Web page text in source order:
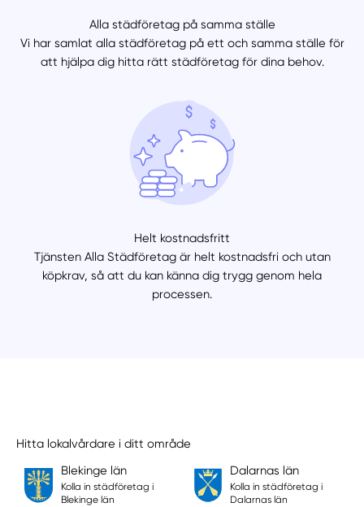
Alla städföretag på samma ställe
Vi har samlat alla städföretag på ett och samma ställe för
att hjälpa dig hitta rätt städföretag för dina behov.
Helt kostnadsfritt
Tjänsten Alla Städföretag är helt kostnadsfri och utan
köpkrav, så att du kan känna dig trygg genom hela
processen.
Hitta lokalvårdare i ditt område
Blekinge län
Kolla in städföretag i
Blekinge län
Dalarnas län
Kolla in städföretag i
Dalarnas län